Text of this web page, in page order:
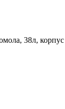
38л,